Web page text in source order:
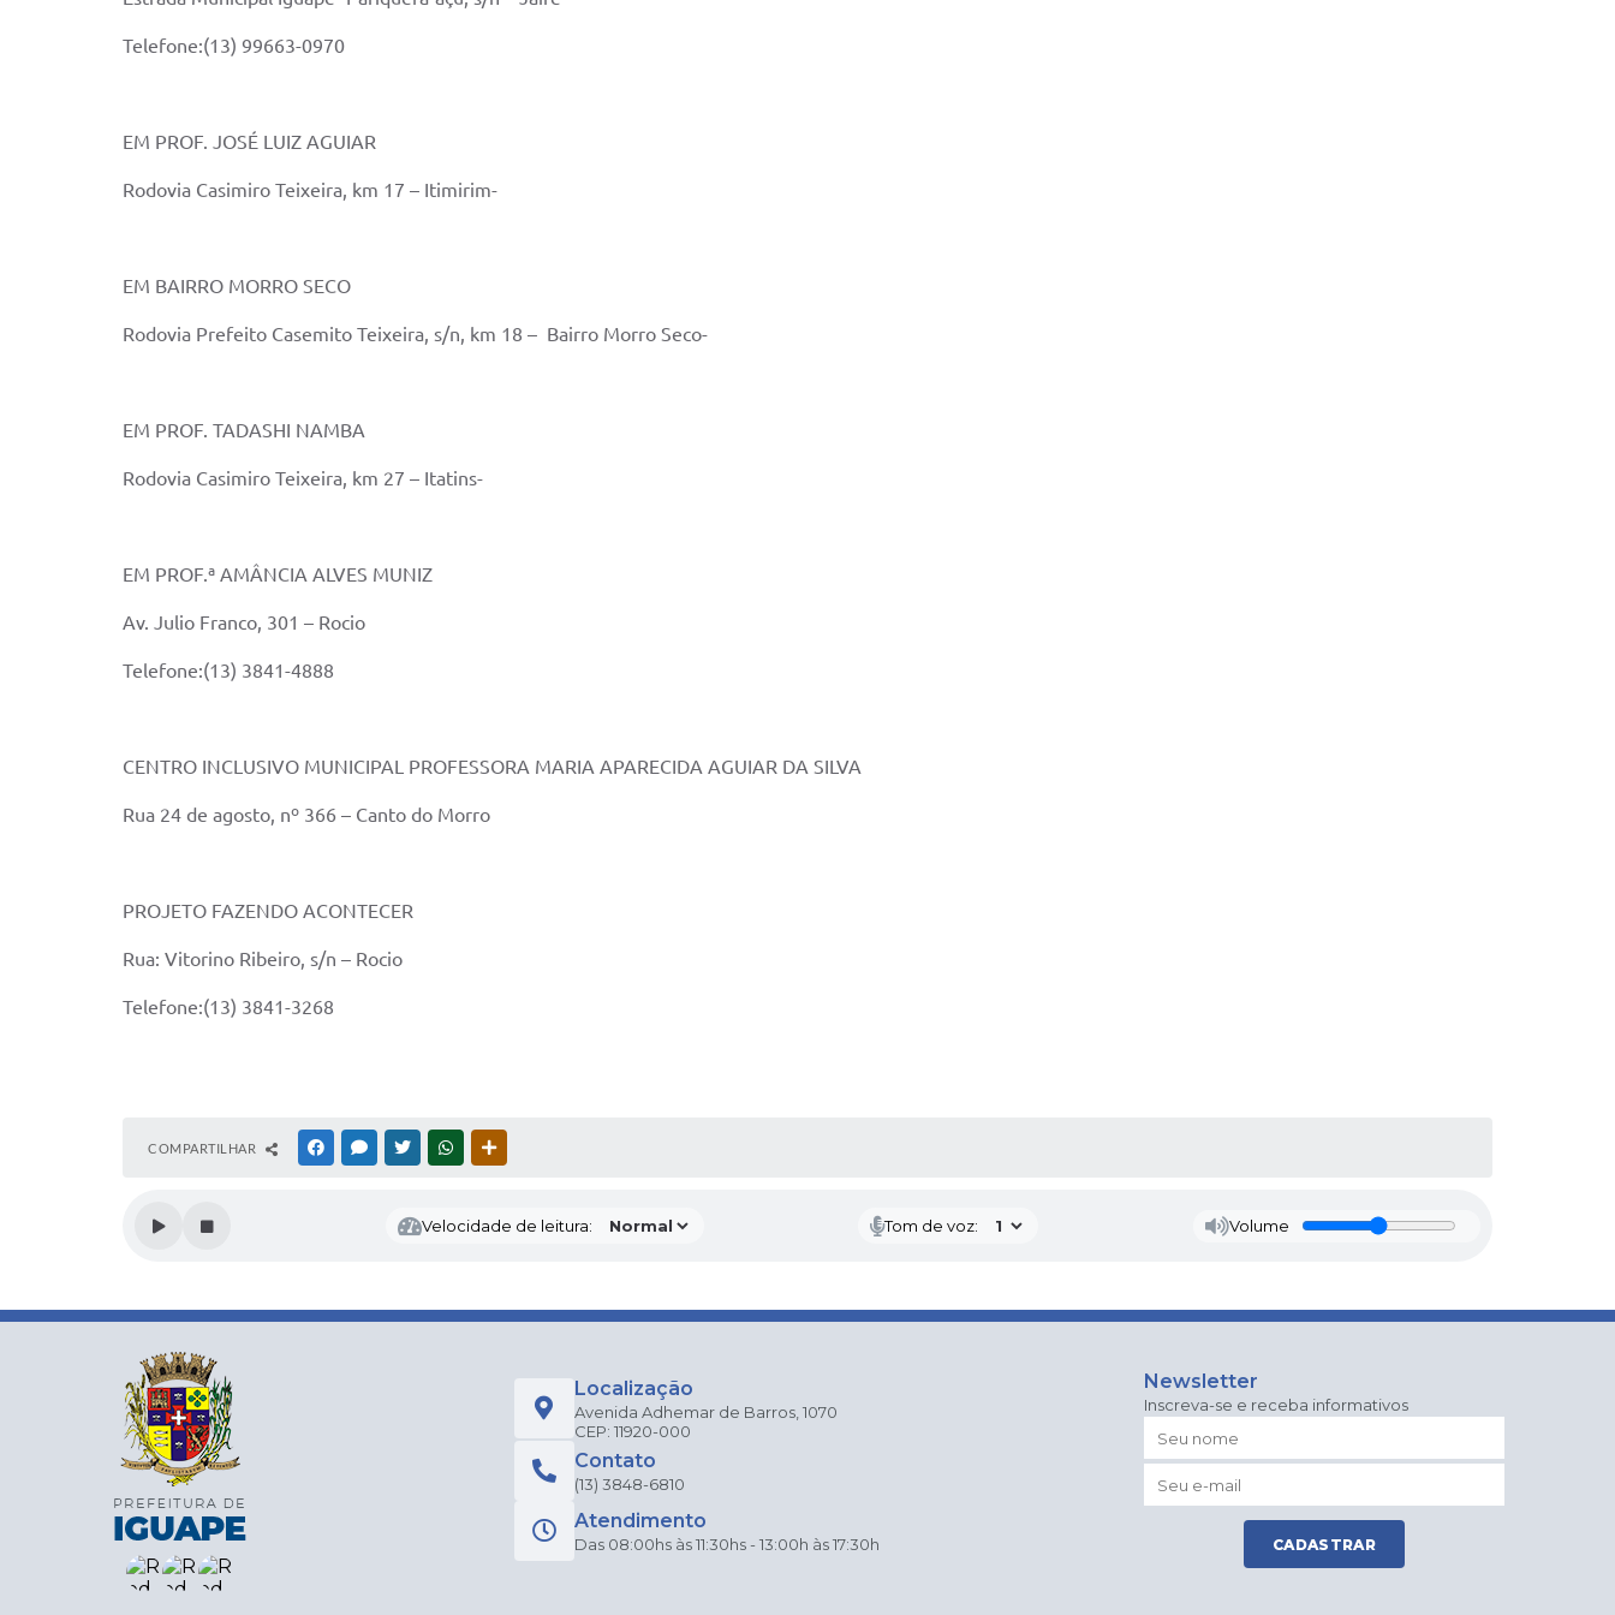
Telefone:(13) 99663-0970
EM PROF. JOSÉ LUIZ AGUIAR
Rodovia Casimiro Teixeira, km 17 – Itimirim-
EM BAIRRO MORRO SECO
Rodovia Prefeito Casemito Teixeira, s/n, km 18 – Bairro Morro Seco-
EM PROF. TADASHI NAMBA
Rodovia Casimiro Teixeira, km 27 – Itatins-
EM PROF.ª AMÂNCIA ALVES MUNIZ
Av. Julio Franco, 301 – Rocio
Telefone:(13) 3841-4888
CENTRO INCLUSIVO MUNICIPAL PROFESSORA MARIA APARECIDA AGUIAR DA SILVA
Rua 24 de agosto, nº 366 – Canto do Morro
PROJETO FAZENDO ACONTECER
Rua: Vitorino Ribeiro, s/n – Rocio
Telefone:(13) 3841-3268
COMPARTILHAR FACEBOOKMESSENGER
TWITTERWHATSAPP
Velocidade de leitura: Tom de voz: Volume
Localização
Avenida Adhemar de Barros, 1070
CEP: 11920-000
Contato
(13) 3848-6810
Atendimento
Das 08:00hs às 11:30hs - 13:00h às 17:30h
Newsletter
Inscreva-se e receba informativos
CADASTRAR